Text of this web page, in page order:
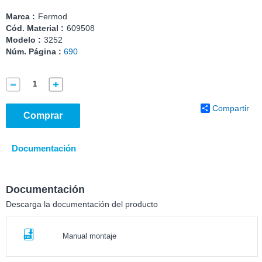
Marca : Fermod
Cód. Material : 609508
Modelo : 3252
Núm. Página : 690
Comprar
Compartir
Documentación
Documentación
Descarga la documentación del producto
Manual montaje